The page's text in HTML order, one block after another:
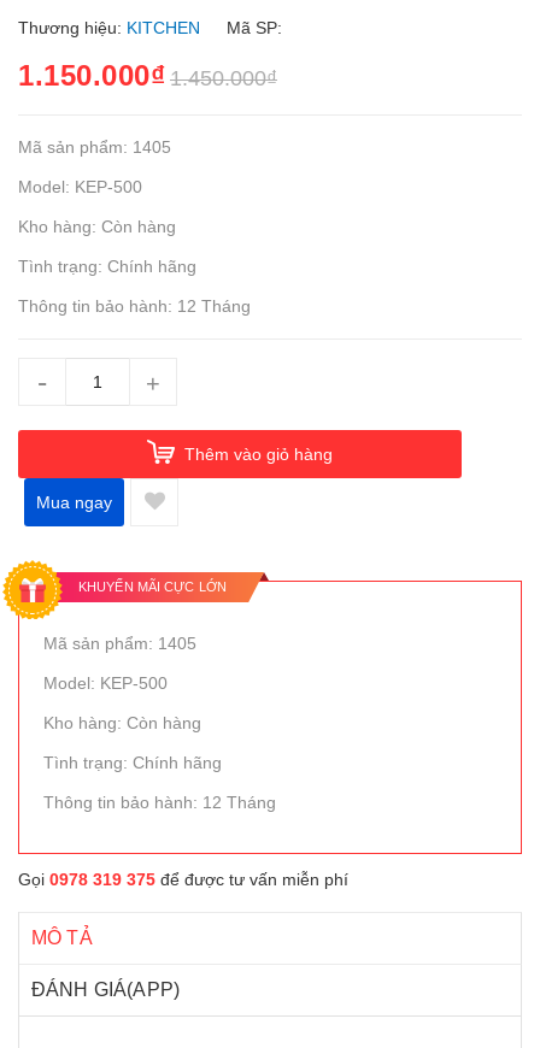
Thương hiệu: KITCHEN Mã SP:
1.150.000₫ 1.450.000₫
Mã sản phẩm: 1405
Model: KEP-500
Kho hàng: Còn hàng
Tình trạng: Chính hãng
Thông tin bảo hành: 12 Tháng
- +
Thêm vào giỏ hàng
Mua ngay
KHUYẾN MÃI CỰC LỚN
Mã sản phẩm: 1405
Model: KEP-500
Kho hàng: Còn hàng
Tình trạng: Chính hãng
Thông tin bảo hành: 12 Tháng
Gọi 0978 319 375 để được tư vấn miễn phí
MÔ TẢ
ĐÁNH GIÁ(APP)